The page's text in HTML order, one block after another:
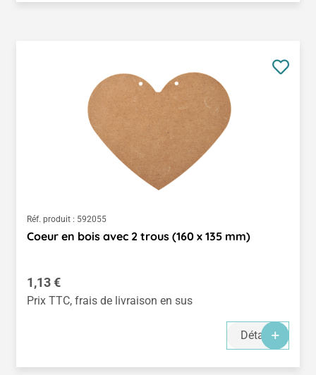
Réf. produit : 592055
Coeur en bois avec 2 trous (160 x 135 mm)
Prix régulier :
1,13 €
Prix TTC, frais de livraison en sus
Détails